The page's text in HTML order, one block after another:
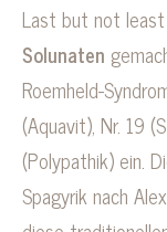
Last but not
Solunaten
Roemheld-
(Aquavit), Nr. 19
(Polypathik) ein.
Spagyrik nach